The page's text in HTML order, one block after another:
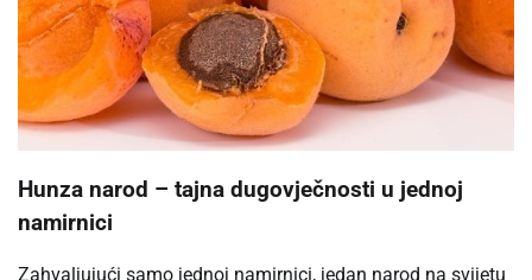
Hunza narod – tajna dugovječnosti u jednoj
namirnici
Zahvaljujući samo jednoj namirnici, jedan narod na svijetu